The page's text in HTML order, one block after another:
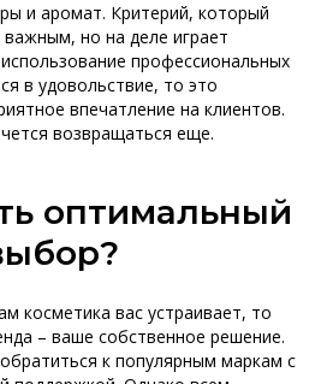
и аромат. Критерий, который
но на деле играет
профессиональных
в удовольствие, то это
впечатление на клиентов.
возвращаться еще.
оптимальный
косметика вас устраивает, то
– ваше собственное решение.
к популярным маркам с